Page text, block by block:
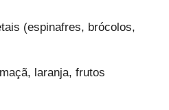
(espinafres, brócolos,
laranja, frutos